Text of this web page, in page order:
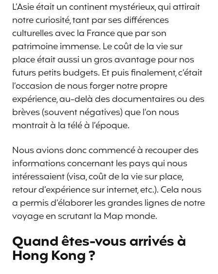
L’Asie était un continent mystérieux, qui attirait
notre curiosité, tant par ses différences
culturelles avec la France que par son
patrimoine immense. Le coût de la vie sur
place était aussi un gros avantage pour nos
futurs petits budgets. Et puis finalement, c’était
l’occasion de nous forger notre propre
expérience, au-delà des documentaires ou des
brèves (souvent négatives) que l’on nous
montrait à la télé à l’époque.
Nous avions donc commencé à recouper des
informations concernant les pays qui nous
intéressaient (visa, coût de la vie sur place,
retour d’expérience sur internet, etc.). Cela nous
a permis d’élaborer les grandes lignes de notre
voyage en scrutant la Map monde.
Quand êtes-vous arrivés à
Hong Kong ?